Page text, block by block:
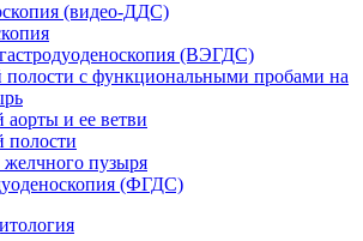
(видео-ДДС)
(ВЭГДС)
с функциональными пробами на
и ее ветви
пузыря
(ФГДС)